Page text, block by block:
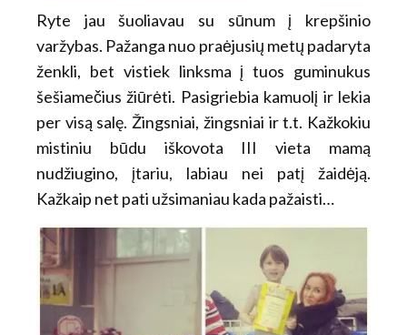
Ryte jau šuoliavau su sūnum į krepšinio
varžybas. Pažanga nuo praėjusių metų padaryta
ženkli, bet vistiek linksma į tuos guminukus
šešiamečius žiūrėti. Pasigriebia kamuolį ir lekia
per visą salę. Žingsniai, žingsniai ir t.t. Kažkokiu
mistiniu būdu iškovota III vieta mamą
nudžiugino, įtariu, labiau nei patį žaidėją.
Kažkaip net pati užsimaniau kada pažaisti…